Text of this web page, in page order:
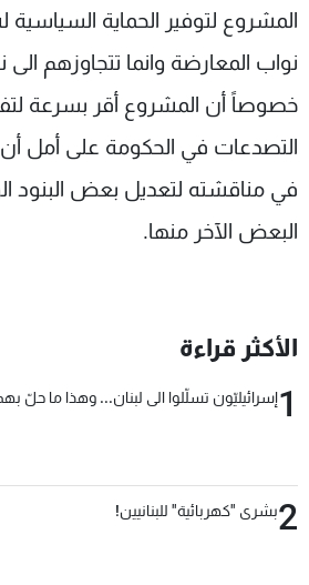
المشروع لتوفير الحماية
نواب المعارضة وانما تتجاوزهم الى
خصوصاً أن المشروع أقر بسرعة
التصدعات في الحكومة على أمل أن
في مناقشته لتعديل بعض البنود
البعض الآخر منها.
الأكثر قراءة
1إسرائيليّون تسلّلوا الى لبنان... وهذا ما حلّ
2بشرى "كهربائية" للبنانيين!